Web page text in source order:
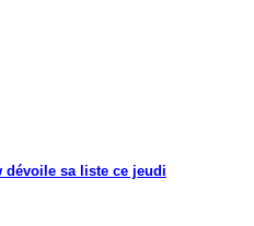
dévoile sa liste ce jeudi